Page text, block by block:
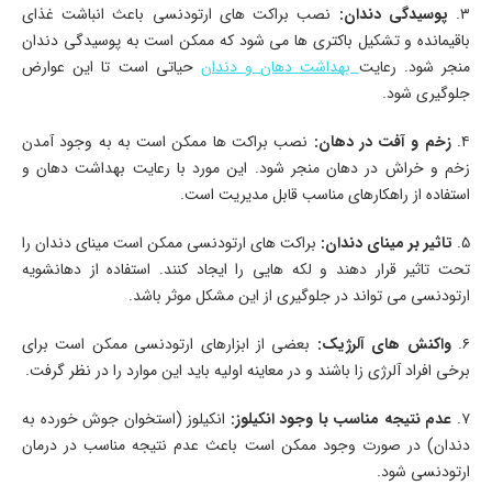
۳. پوسیدگی دندان: نصب براکت ‌های ارتودنسی باعث انباشت غذای
باقیمانده و تشکیل باکتری‌ ها می ‌شود که ممکن است به پوسیدگی دندان
منجر شود. رعایتبهداشت دهان و دندان حیاتی است تا این عوارض
جلوگیری شود.
۴. زخم و آفت در دهان: نصب براکت ‌ها ممکن است به به وجود آمدن
زخم و خراش در دهان منجر شود. این مورد با رعایت بهداشت دهان و
استفاده از راهکارهای مناسب قابل مدیریت است.
۵. تاثیر بر مینای دندان: براکت‌ های ارتودنسی ممکن است مینای دندان را
تحت تاثیر قرار دهند و لکه ‌هایی را ایجاد کنند. استفاده از دهانشویه
ارتودنسی می ‌تواند در جلوگیری از این مشکل موثر باشد.
۶. واکنش‌ های آلرژیک: بعضی از ابزارهای ارتودنسی ممکن است برای
برخی افراد آلرژی ‌زا باشند و در معاینه اولیه باید این موارد را در نظر گرفت.
۷. عدم نتیجه مناسب با وجود انکیلوز: انکیلوز (استخوان جوش خورده به
دندان) در صورت وجود ممکن است باعث عدم نتیجه مناسب در درمان
ارتودنسی شود.